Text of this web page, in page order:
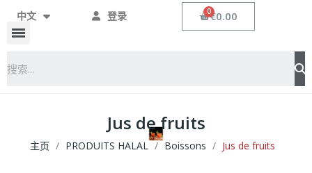
中文 登录 €0.00
Jus de fruits
主页 PRODUITS HALAL Boissons Jus de fruits